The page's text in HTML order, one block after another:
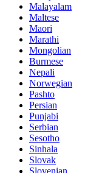
Malayalam
Maltese
Maori
Marathi
Mongolian
Burmese
Nepali
Norwegian
Pashto
Persian
Punjabi
Serbian
Sesotho
Sinhala
Slovak
Slovenian